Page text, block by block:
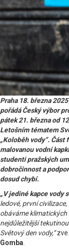
Praha 18. března
pořádá Český výbor
pátek 21. března od
Letošním tématem
„Koloběh vody“.
malovanou vodní
studenti pražských
dobročinnost a
dosud chybí.
„V jediné kapce vody
ledové, první
obáváme
nejdůležitější
Světový den vody,“zve
Gomba